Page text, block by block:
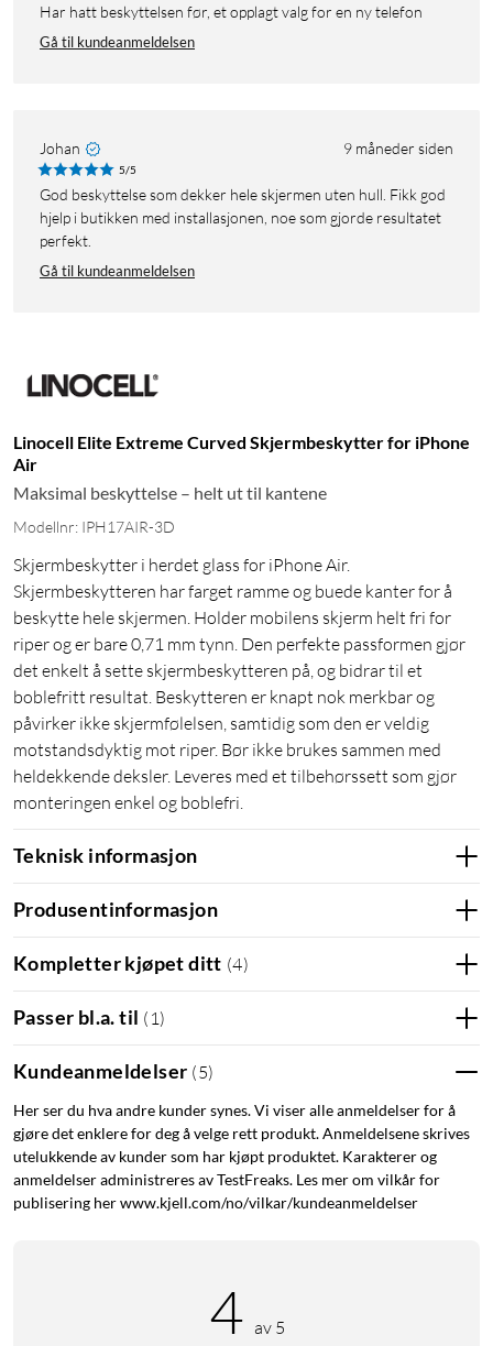
Har hatt beskyttelsen før, et opplagt valg for en ny telefon
Gå til kundeanmeldelsen
Johan 9 måneder siden
5/5
God beskyttelse som dekker hele skjermen uten hull. Fikk god
hjelp i butikken med installasjonen, noe som gjorde resultatet
perfekt.
Gå til kundeanmeldelsen
Linocell Elite Extreme Curved Skjermbeskytter for iPhone
Air
Maksimal beskyttelse – helt ut til kantene
Modellnr: IPH17AIR-3D
Skjermbeskytter i herdet glass for iPhone Air.
Skjermbeskytteren har farget ramme og buede kanter for å
beskytte hele skjermen. Holder mobilens skjerm helt fri for
riper og er bare 0,71 mm tynn. Den perfekte passformen gjør
det enkelt å sette skjermbeskytteren på, og bidrar til et
boblefritt resultat. Beskytteren er knapt nok merkbar og
påvirker ikke skjermfølelsen, samtidig som den er veldig
motstandsdyktig mot riper. Bør ikke brukes sammen med
heldekkende deksler. Leveres med et tilbehørssett som gjør
monteringen enkel og boblefri.
Teknisk informasjon
Produsentinformasjon
Kompletter kjøpet ditt (4)
Passer bl.a. til ( 1)
Kundeanmeldelser (5)
Her ser du hva andre kunder synes. Vi viser alle anmeldelser for å
gjøre det enklere for deg å velge rett produkt. Anmeldelsene skrives
utelukkende av kunder som har kjøpt produktet. Karakterer og
anmeldelser administreres av TestFreaks. Les mer om vilkår for
publisering her www.kjell.com/no/vilkar/kundeanmeldelser
4 av 5